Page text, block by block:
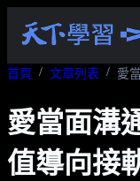
首頁 文章列表
愛當面溝
值導向接